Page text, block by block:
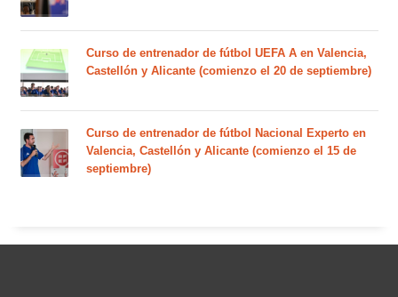
Curso de entrenador de fútbol UEFA A en Valencia,
Castellón y Alicante (comienzo el 20 de septiembre)
Curso de entrenador de fútbol Nacional Experto en
Valencia, Castellón y Alicante (comienzo el 15 de
septiembre)